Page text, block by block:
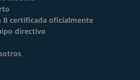
B certificada oficialmente
directivo